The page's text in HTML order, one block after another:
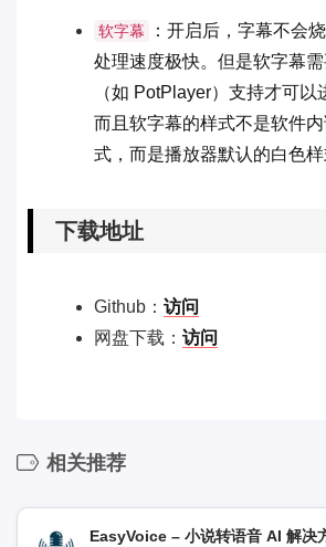
软字幕
：开启后，字幕不会
处理速度极快。但是软字幕
（如 PotPlayer）支持才可以
而且软字幕的样式不是软件
式，而是播放器默认的白色样
下载地址
Github： 访问
网盘下载： 访问
相关推荐
EasyVoice – 小说转语音 AI 解决